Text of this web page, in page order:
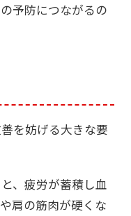
予防につながるの
を妨げる大きな要
、疲労が蓄積し血
肩の筋肉が硬くな